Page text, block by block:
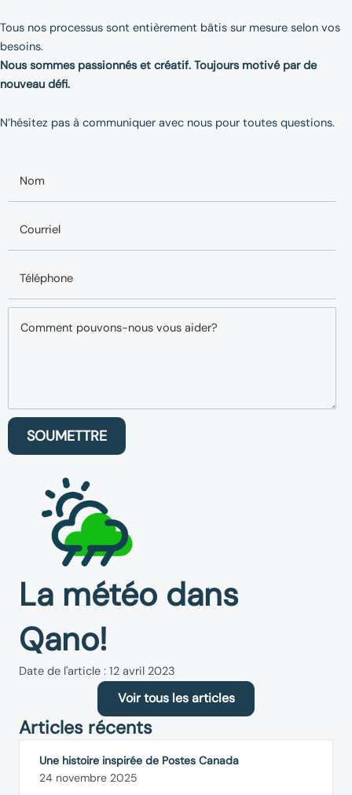
La météo dans
Qano!
Date de l'article : 12 avril 2023
Voir tous les articles
Articles récents
Une histoire inspirée de Postes Canada
24 novembre 2025
Tous nos processus sont entièrement bâtis sur mesure selon vos
besoins.
Nous sommes passionnés et créatif. Toujours motivé par de
nouveau défi.
N’hésitez pas à communiquer avec nous pour toutes questions.
SOUMETTRE